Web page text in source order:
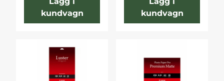
kundvagn
kundvagn